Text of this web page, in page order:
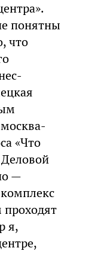
понятны
что
«Что
—
проходят
я,